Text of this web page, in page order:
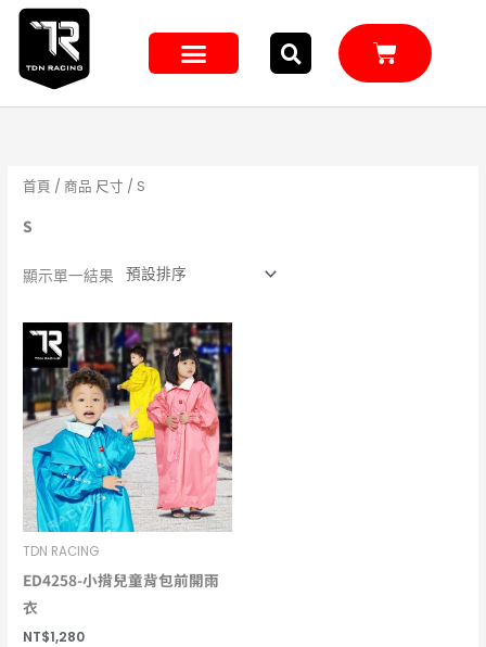
購
物
籃
首頁 / 商品 尺寸 / S
S
顯示單一結果
TDN RACING
ED4258-小揹兒童背包前開雨
衣
NT$1,280